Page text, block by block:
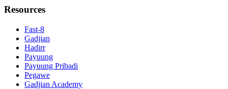
Resources
Fast-8
Gadjian
Hadirr
Payuung
Payuung Pribadi
Pegawe
Gadjian Academy